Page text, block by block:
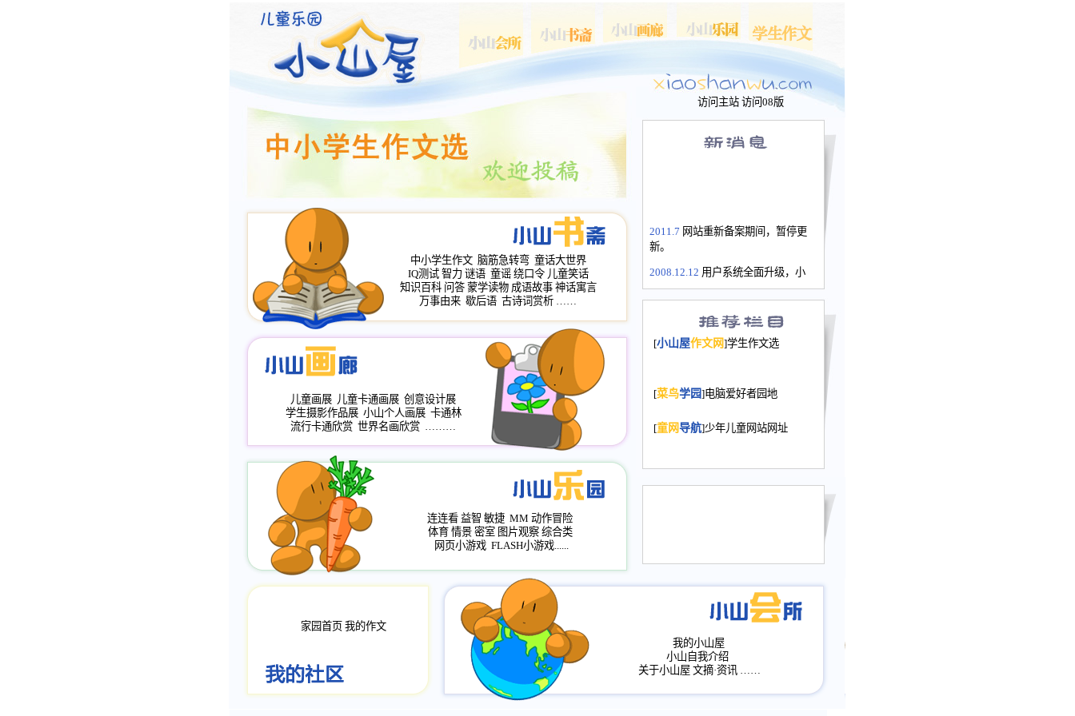
访问主站 访问08版
2011.7 网站重新备案期间，暂停更
新。
2008.12.12 用户系统全面升级，小
长会、家园网－个人空间，用户一
次注册全部通行。
2008.12.12家园网正式运行，域
年，2009版提前启用，小山屋全面
小山画廊均增加多个新栏目。。
评分、顶功能，作文宝典改版。
[小山屋作文网]学生作文选
[菜鸟学园]电脑爱好者园地
[童网导航]少年儿童网站网址
中小学生作文 脑筋急转弯 童话大世界
IQ测试 智力 谜语 童谣 绕口令 儿童笑话
知识百科 问答 蒙学读物 成语故事 神话寓言
万事由来 歇后语 古诗词赏析 ……
儿童画展 儿童卡通画展 创意设计展
学生摄影作品展 小山个人画展 卡通林
流行卡通欣赏 世界名画欣赏 ………
连连看 益智 敏捷 MM 动作冒险
体育 情景 密室 图片观察 综合类
网页小游戏 FLASH小游戏......
家园首页 我的作文
我的小山屋
小山自我介绍
关于小山屋 文摘·资讯 ……